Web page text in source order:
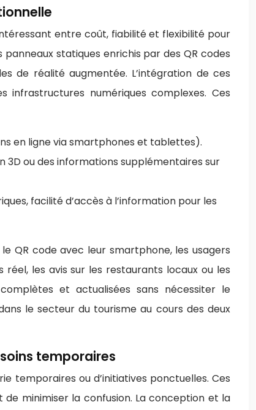
entre coût, fiabilité et flexibilité pour
statiques enrichis par des QR codes
de réalité augmentée. L’intégration de ces
infrastructures numériques complexes. Ces
en ligne via smartphones et tablettes).
3D ou des informations supplémentaires sur
facilité d’accès à l’information pour les
QR code avec leur smartphone, les usagers
les avis sur les restaurants locaux ou les
et actualisées sans nécessiter le
le secteur du tourisme au cours des deux
temporaires
temporaires ou d’initiatives ponctuelles. Ces
minimiser la confusion. La conception et la